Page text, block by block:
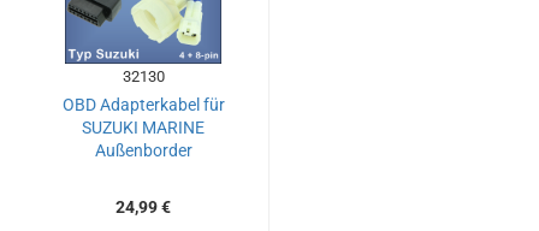
32130
OBD Adapterkabel für
SUZUKI MARINE
Außenborder
24,99 €